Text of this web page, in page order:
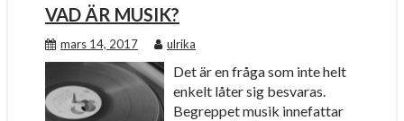
VAD ÄR MUSIK?
mars 14, 2017 ulrika
Det är en fråga som inte helt
enkelt låter sig besvaras.
Begreppet musik innefattar